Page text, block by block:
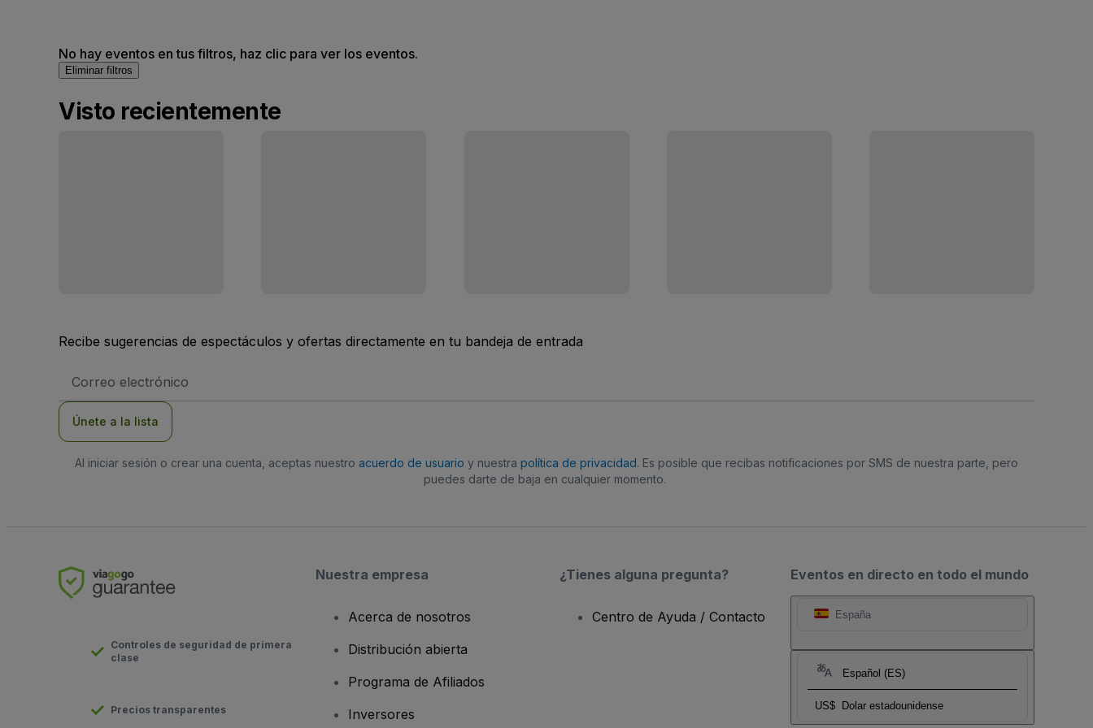
No hay eventos en tus filtros, haz clic para ver los eventos.
Eliminar filtros
Visto recientemente
Recibe sugerencias de espectáculos y ofertas directamente en tu bandeja de entrada
de
Únete a la lista
Al iniciar sesión o crear una cuenta, aceptas nuestro acuerdo de usuario y nuestra política de privacidad. Es posible que recibas notificaciones por SMS de nuestra parte, pero
puedes darte de baja en cualquier momento.
Eventos en directo en todo el mundo
España
Español (ES)
US$ Dolar estadounidense
Controles de seguridad de primera
clase
Precios transparentes
Nuestra empresa
Acerca de nosotros
Distribución abierta
Programa de Afiliados
Inversores
¿Tienes alguna pregunta?
Centro de Ayuda / Contacto